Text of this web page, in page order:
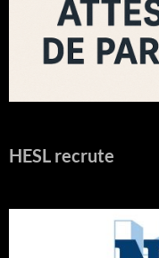
HESL recrute